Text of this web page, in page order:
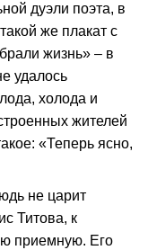
дуэли поэта, в
же плакат с
жизнь» – в
удалось
холода и
жителей
«Теперь ясно,
не царит
Титова, к
приемную. Его